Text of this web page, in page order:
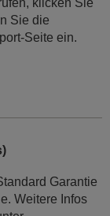
klicken Sie
Sie die
Seite ein.
Garantie
Weitere Infos